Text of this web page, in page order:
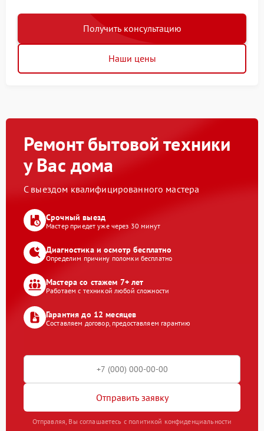
Получить консультацию
Наши цены
Ремонт бытовой техники
у Вас дома
С выездом квалифицированного мастера
Срочный выезд
Мастер приедет уже через 30 минут
Диагностика и осмотр бесплатно
Определим причину поломки бесплатно
Мастера со стажем 7+ лет
Работаем с техникой любой сложности
Гарантия до 12 месяцев
Составляем договор, предоставляем гарантию
Отправить заявку
Отправляя, Вы соглашаетесь с политикой конфиденциальности